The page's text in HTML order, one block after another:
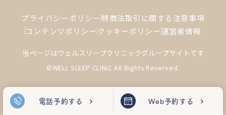
プライバシーポリシー特商法取引に関する注意事項
コンテンツポリシー クッキーポリシー 運営者情報
当ページはウェルスリープクリニックグループサイトです
©WELL SLEEP CLINIC All Rights Reserved.
電話予約する Web予約する